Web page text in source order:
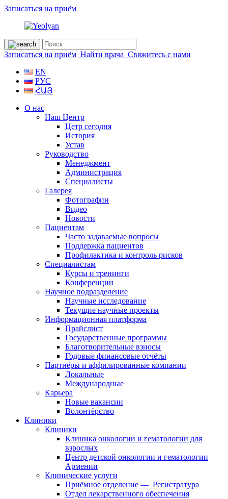
Записаться на приём
Записаться на приём Найти врача Свяжитесь с нами
EN
РУС
ՀԱՅ
О нас
Наш Центр
Цетр сегодня
История
Устав
Руководство
Менеджмент
Администрация
Специалисты
Галерея
Фотографии
Видео
Новости
Пациентам
Часто задаваемые вопросы
Поддержка пациентов
Профилактика и контроль рисков
Специалистам
Курсы и тренинги
Конференции
Научное подразделение
Научные исследованиe
Текущие научные проекты
Информационная платформа
Прайслист
Государственные программы
Благотворительные взносы
Годовые финансовые отчёты
Партнёры и аффилированные компании
Локальные
Международные
Карьера
Новые вакансии
Волонтёрство
Клиники
Клиники
Клиника онкологии и гематологии для
взрослых
Центр детской онкологии и гематологии
Армении
Клинические услуги
Приёмное отделение — Регистратура
Отдел лекарственного обеспечения